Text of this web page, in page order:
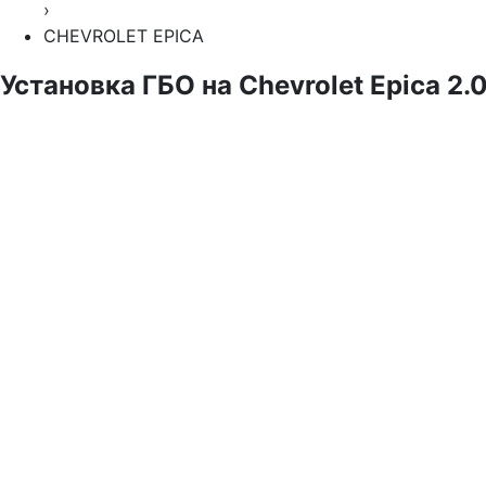
›
CHEVROLET EPICA
Установка ГБО на Chevrolet Epica